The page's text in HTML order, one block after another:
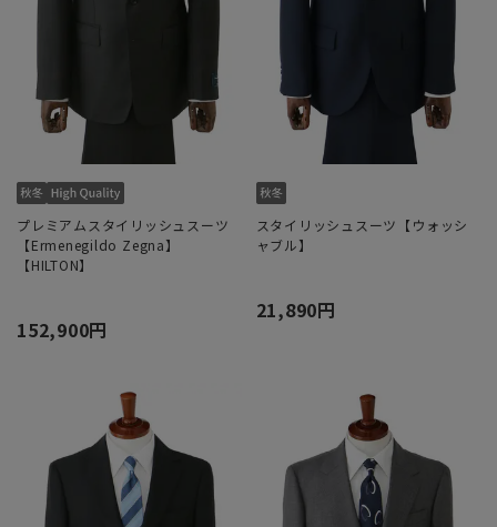
プレミアムスタイリッシュスーツ
【Ermenegildo Zegna】
【HILTON】
152,900円
スタイリッシュスーツ【ウォッシ
ャブル】
21,890円